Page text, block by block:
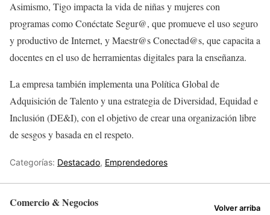
Asimismo, Tigo impacta la vida de niñas y mujeres con
programas como Conéctate Segur@, que promueve el uso seguro
y productivo de Internet, y Maestr@s Conectad@s, que capacita a
docentes en el uso de herramientas digitales para la enseñanza.
La empresa también implementa una Política Global de
Adquisición de Talento y una estrategia de Diversidad, Equidad e
Inclusión (DE&I), con el objetivo de crear una organización libre
de sesgos y basada en el respeto.
Categorías: Destacado, Emprendedores
Comercio & Negocios Volver arriba